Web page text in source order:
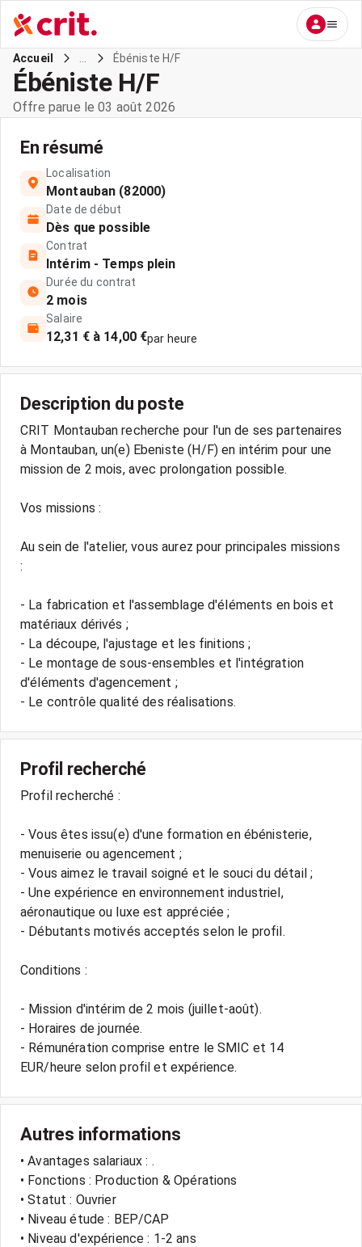
Accueil Ébéniste H/F
Ébéniste H/F
Offre parue le 03 août 2026
En résumé
Localisation
Montauban (82000)
Date de début
Dès que possible
Contrat
Intérim - Temps plein
Durée du contrat
2 mois
Salaire
12,31 € à 14,00 €par heure
Description du poste
CRIT Montauban recherche pour l'un de ses partenaires
à Montauban, un(e) Ebeniste (H/F) en intérim pour une
mission de 2 mois, avec prolongation possible.
Vos missions :
Au sein de l'atelier, vous aurez pour principales missions
:
- La fabrication et l'assemblage d'éléments en bois et
matériaux dérivés ;
- La découpe, l'ajustage et les finitions ;
- Le montage de sous-ensembles et l'intégration
d'éléments d'agencement ;
- Le contrôle qualité des réalisations.
Profil recherché
Profil recherché :
- Vous êtes issu(e) d'une formation en ébénisterie,
menuiserie ou agencement ;
- Vous aimez le travail soigné et le souci du détail ;
- Une expérience en environnement industriel,
aéronautique ou luxe est appréciée ;
- Débutants motivés acceptés selon le profil.
Conditions :
- Mission d'intérim de 2 mois (juillet-août).
- Horaires de journée.
- Rémunération comprise entre le SMIC et 14
EUR/heure selon profil et expérience.
Autres informations
• Avantages salariaux : .
• Fonctions : Production & Opérations
• Statut : Ouvrier
• Niveau étude : BEP/CAP
• Niveau d'expérience : 1-2 ans